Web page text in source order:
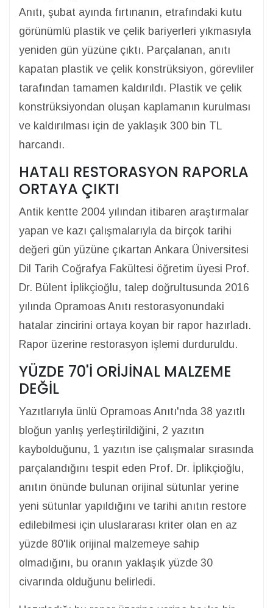
Anıtı, şubat ayında fırtınanın, etrafındaki kutu
görünümlü plastik ve çelik bariyerleri yıkmasıyla
yeniden gün yüzüne çıktı. Parçalanan, anıtı
kapatan plastik ve çelik konstrüksiyon, görevliler
tarafından tamamen kaldırıldı. Plastik ve çelik
konstrüksiyondan oluşan kaplamanın kurulması
ve kaldırılması için de yaklaşık 300 bin TL
harcandı.
HATALI RESTORASYON RAPORLA
ORTAYA ÇIKTI
Antik kentte 2004 yılından itibaren araştırmalar
yapan ve kazı çalışmalarıyla da birçok tarihi
değeri gün yüzüne çıkartan Ankara Üniversitesi
Dil Tarih Coğrafya Fakültesi öğretim üyesi Prof.
Dr. Bülent İplikçioğlu, talep doğrultusunda 2016
yılında Opramoas Anıtı restorasyonundaki
hatalar zincirini ortaya koyan bir rapor hazırladı.
Rapor üzerine restorasyon işlemi durduruldu.
YÜZDE 70'İ ORİJİNAL MALZEME
DEĞİL
Yazıtlarıyla ünlü Opramoas Anıtı'nda 38 yazıtlı
bloğun yanlış yerleştirildiğini, 2 yazıtın
kaybolduğunu, 1 yazıtın ise çalışmalar sırasında
parçalandığını tespit eden Prof. Dr. İplikçioğlu,
anıtın önünde bulunan orijinal sütunlar yerine
yeni sütunlar yapıldığını ve tarihi anıtın restore
edilebilmesi için uluslararası kriter olan en az
yüzde 80'lik orijinal malzemeye sahip
olmadığını, bu oranın yaklaşık yüzde 30
civarında olduğunu belirledi.